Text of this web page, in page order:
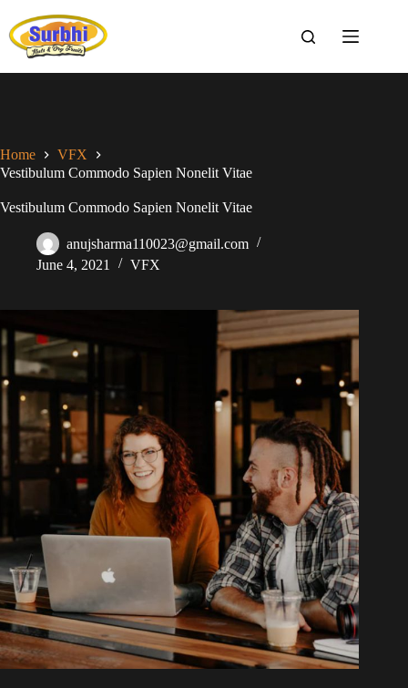
Home
VFX
Vestibulum Commodo Sapien Nonelit Vitae
Vestibulum Commodo Sapien Nonelit Vitae
anujsharma110023@gmail.com
June 4, 2021
VFX